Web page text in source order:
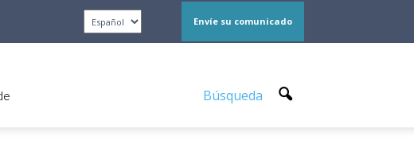
Envíe su comunicado
Búsqueda